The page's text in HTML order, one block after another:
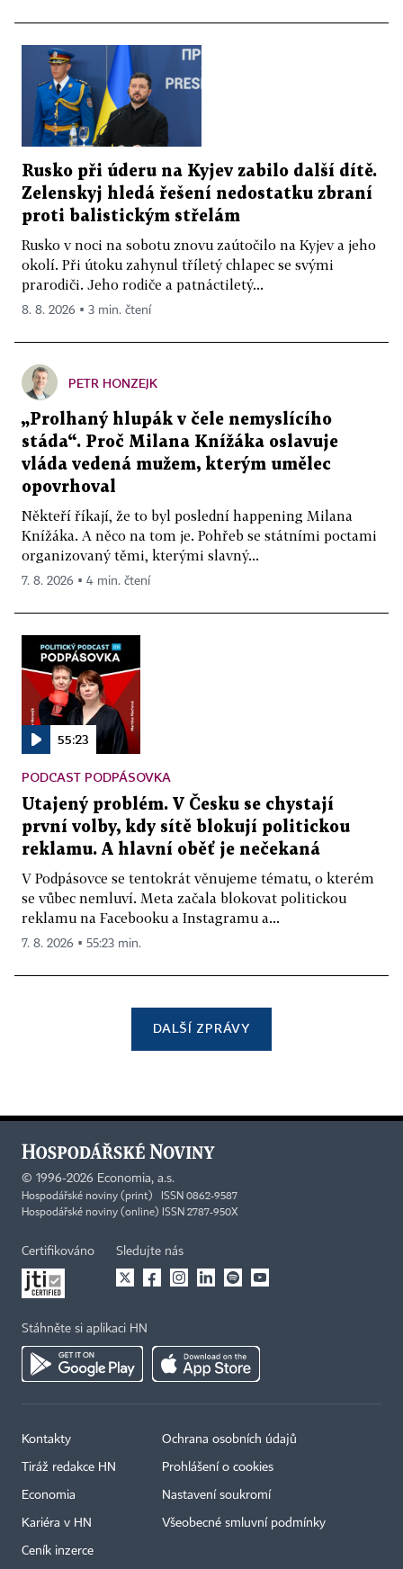
Rusko při úderu na Kyjev zabilo další dítě.
Zelenskyj hledá řešení nedostatku zbraní
proti balistickým střelám
Rusko v noci na sobotu znovu zaútočilo na Kyjev a jeho
okolí. Při útoku zahynul tříletý chlapec se svými
prarodiči. Jeho rodiče a patnáctiletý...
8. 8. 2026 ▪ 3 min. čtení
PETR HONZEJK
„Prolhaný hlupák v čele nemyslícího
stáda“. Proč Milana Knížáka oslavuje
vláda vedená mužem, kterým umělec
opovrhoval
Někteří říkají, že to byl poslední happening Milana
Knížáka. A něco na tom je. Pohřeb se státními poctami
organizovaný těmi, kterými slavný...
7. 8. 2026 ▪ 4 min. čtení
55:23
PODCAST PODPÁSOVKA
Utajený problém. V Česku se chystají
první volby, kdy sítě blokují politickou
reklamu. A hlavní oběť je nečekaná
V Podpásovce se tentokrát věnujeme tématu, o kterém
se vůbec nemluví. Meta začala blokovat politickou
reklamu na Facebooku a Instagramu a...
7. 8. 2026 ▪ 55:23 min.
DALŠÍ ZPRÁVY
© 1996-2026 Economia, a.s.
Hospodářské noviny (print) ISSN 0862-9587
Hospodářské noviny (online) ISSN 2787-950X
Certifikováno Sledujte nás
Stáhněte si aplikaci HN
Kontakty
Tiráž redakce HN
Economia
Kariéra v HN
Ceník inzerce
Ochrana osobních údajů
Prohlášení o cookies
Nastavení soukromí
Všeobecné smluvní podmínky